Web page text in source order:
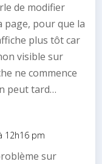
de modifier
pour que la
plus tôt car
visible sur
ne commence
peut tard…
12h16 pm
sur